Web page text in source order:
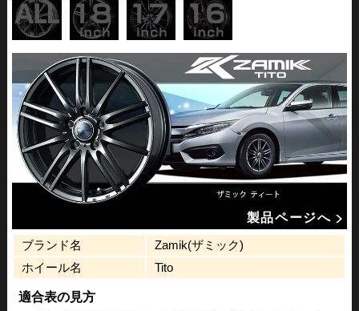
製品ページへ
ブランド名
Zamik(ザミック)
ホイール名
Tito
適合表の見方